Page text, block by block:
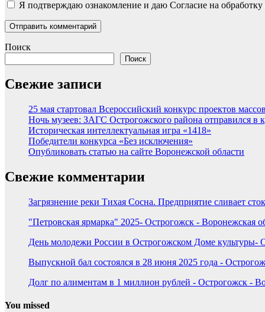
Я подтверждаю ознакомление и даю Согласие на
Поиск
Поиск
Свежие записи
25 мая стартовал Всероссийский конкурс проектов
Ночь музеев: ЗАГС Острогожского района отправился в
Историческая интеллектуальная игра «1418»
Победители конкурса «Без исключения»
Опубликовать статью на сайте Воронежской области
Свежие комментарии
Загрязнение реки Тихая Сосна. Предприятие сливает
"Петровская ярмарка" 2025- Острогожск - Воронежская
День молодежи России в Острогожском Доме культуры-
Выпускной бал состоялся в 28 июня 2025 года -
Долг по алиментам в 1 миллион рублей - Острогожск -
You missed